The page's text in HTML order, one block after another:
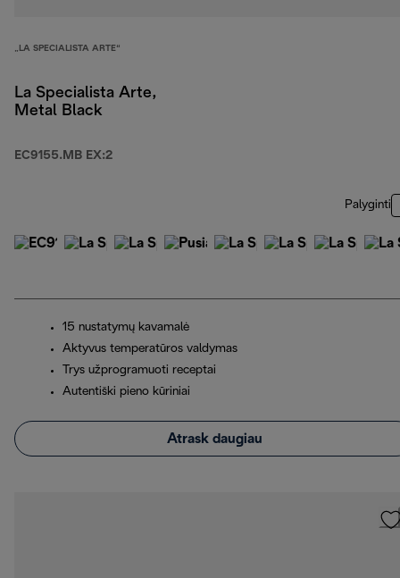
„LA SPECIALISTA ARTE“
La Specialista Arte,
Metal Black
EC9155.MB EX:2
Palyginti
15 nustatymų kavamalė
Aktyvus temperatūros valdymas
Trys užprogramuoti receptai
Autentiški pieno kūriniai
Atrask daugiau